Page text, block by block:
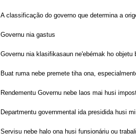
A classificação do governo que determina a
Governu nia gastus
Governu nia klasifikasaun ne'ebémak ho
Buat ruma nebe premete tiha ona,
Rendementu Governu nebe laos mai husi
Departmentu governmental ida presidida husi
Servisu nebe halo ona husi funsionáriu ou